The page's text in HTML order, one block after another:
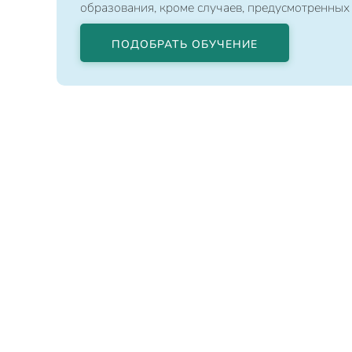
образования, кроме случаев,
ПОДОБРАТЬ ОБУЧЕНИЕ